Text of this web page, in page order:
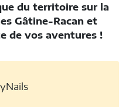
du territoire sur la
Gâtine-Racan et
de vos aventures !